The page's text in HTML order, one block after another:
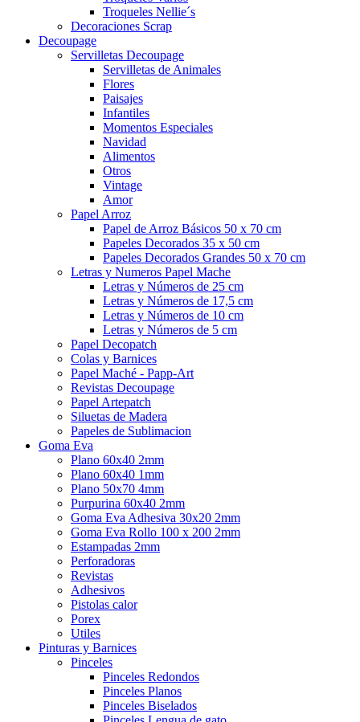
Troqueles Nellie´s
Decoraciones Scrap
Decoupage
Servilletas Decoupage
Servilletas de Animales
Flores
Paisajes
Infantiles
Momentos Especiales
Navidad
Alimentos
Otros
Vintage
Amor
Papel Arroz
Papel de Arroz Básicos 50 x 70 cm
Papeles Decorados 35 x 50 cm
Papeles Decorados Grandes 50 x 70 cm
Letras y Numeros Papel Mache
Letras y Números de 25 cm
Letras y Números de 17,5 cm
Letras y Números de 10 cm
Letras y Números de 5 cm
Papel Decopatch
Colas y Barnices
Papel Maché - Papp-Art
Revistas Decoupage
Papel Artepatch
Siluetas de Madera
Papeles de Sublimacion
Goma Eva
Plano 60x40 2mm
Plano 60x40 1mm
Plano 50x70 4mm
Purpurina 60x40 2mm
Goma Eva Adhesiva 30x20 2mm
Goma Eva Rollo 100 x 200 2mm
Estampadas 2mm
Perforadoras
Revistas
Adhesivos
Pistolas calor
Porex
Utiles
Pinturas y Barnices
Pinceles
Pinceles Redondos
Pinceles Planos
Pinceles Biselados